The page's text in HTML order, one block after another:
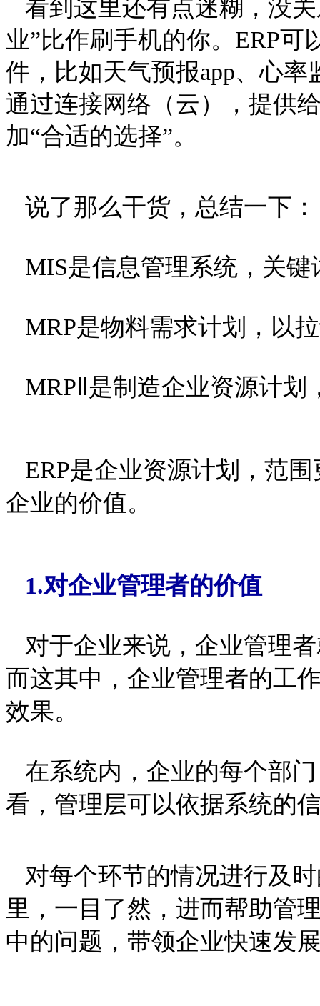
看到这里还有点迷糊，没
业”比作刷手机的你。ERP
件，比如天气预报app、心率
通过连接网络（云），提供
加“合适的选择”。
说了那么干货，总结一下：
MIS是信息管理系统，关键
MRP是物料需求计划，以
MRPⅡ是制造企业资源计划
ERP是企业资源计划，范
企业的价值。
1.对企业管理者的价值
对于企业来说，企业管理
而这其中，企业管理者的工
效果。
在系统内，企业的每个部
看，管理层可以依据系统的
对每个环节的情况进行及
里，一目了然，进而帮助管
中的问题，带领企业快速发